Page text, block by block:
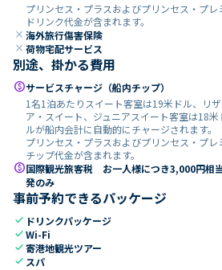
プリンセス・プラスおよびプリンセス・プレ
ドリンク代金が含まれます。
close 海外旅行傷害保険
close 荷物宅配サービス
別途、掛かる費用
paidサービスチャージ（船内チップ）
1名1泊あたりスイート客室は19米ドル、リ
ア・スイート、ジュニアスイート客室は18
ルが船内会計に自動的にチャージされます。
プリンセス・プラスおよびプリンセス・プレ
チップ代金が含まれます。
paid国際観光旅客税 お一人様につき3,000円相
発のみ
事前予約できるパッケージ
check ドリンクパッケージ
checkWi-Fi
check寄港地観光ツアー
check スパ